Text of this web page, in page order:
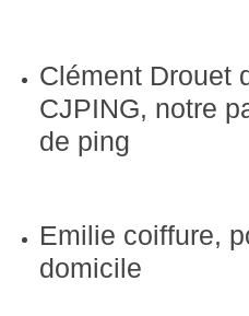
Clément Drouet
CJPING, notre
de ping
Emilie coiffure,
domicile